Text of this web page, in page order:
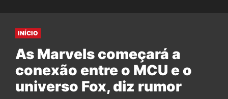
INÍCIO
As Marvels começará a
conexão entre o MCU e o
universo Fox, diz rumor